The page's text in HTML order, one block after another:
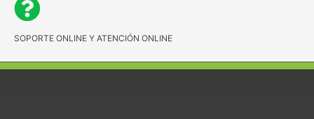
SOPORTE ONLINE Y ATENCIÓN ONLINE